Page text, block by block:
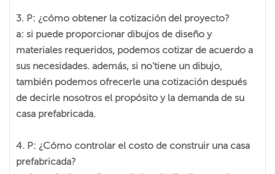
3. P: ¿cómo obtener la cotización del proyecto?
a: si puede proporcionar dibujos de diseño y
materiales requeridos, podemos cotizar de acuerdo a
sus necesidades. además, si no'tiene un dibujo,
también podemos ofrecerle una cotización después
de decirle nosotros el propósito y la demanda de su
casa prefabricada.
4. P: ¿Cómo controlar el costo de construir una casa
prefabricada?